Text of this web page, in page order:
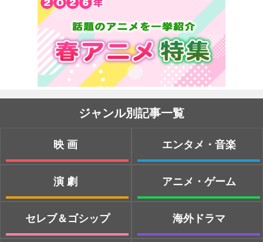
ジャンル別記事一覧
映画
演劇
セレブ＆ゴシップ
エンタメ・音楽
アニメ・ゲーム
海外ドラマ